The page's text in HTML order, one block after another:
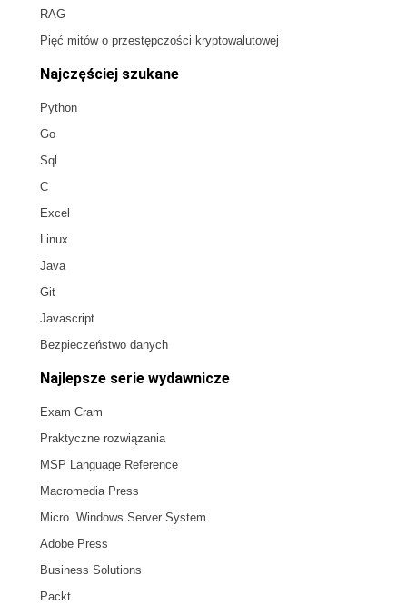
RAG
Pięć mitów o przestępczości kryptowalutowej
Najczęściej szukane
Python
Go
Sql
C
Excel
Linux
Java
Git
Javascript
Bezpieczeństwo danych
Najlepsze serie wydawnicze
Exam Cram
Praktyczne rozwiązania
MSP Language Reference
Macromedia Press
Micro. Windows Server System
Adobe Press
Business Solutions
Packt